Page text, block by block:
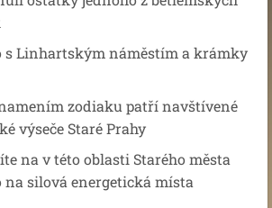
s Linhartským náměstím a krámky
zodiaku patří navštívené
výseče Staré Prahy
na v této oblasti Starého města
na silová energetická místa